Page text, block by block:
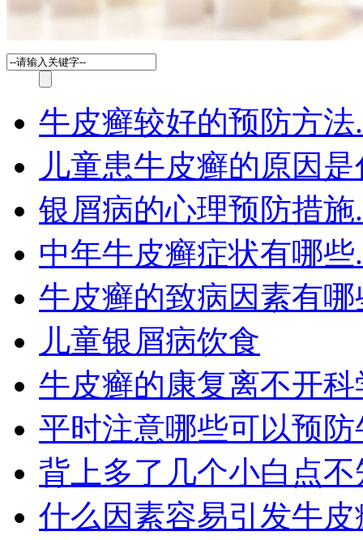
牛皮癣较好的预防方法.
儿童患牛皮癣的原因
银屑病的心理预防措施.
中年牛皮癣症状有哪些.
牛皮癣的致病因素有哪
儿童银屑病饮食
牛皮癣的康复离不开
平时注意哪些可以预
背上多了几个小白点
什么因素容易引发牛皮